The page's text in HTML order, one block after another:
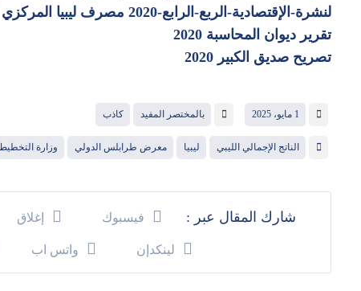
لنشرة-الإقتصادية-الربع-الرابع-2020 مصرف ليبيا المركزي
تقرير ديوان المحاسبة 2020
تصريح صديق الكبير 2020
1 مايو، 2025 بالمختصر المفيد كاذب
الناتج الإجمالي الليبي ليبيا معرض طرابلس الدولي وزارة التخطيط
فيسبوك إغلاق
لينكدإن واتس اب